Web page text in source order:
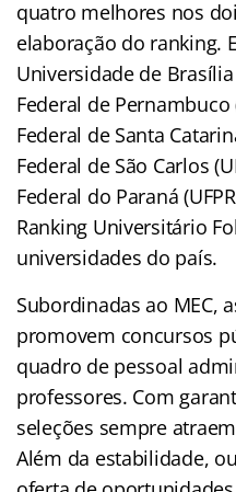
quatro melhores nos
elaboração do ranking.
Universidade de
Federal de Pernambuco
Federal de Santa
Federal de São Carlos
Federal do Paraná
Ranking Universitário
universidades do país.
Subordinadas ao MEC,
promovem concursos
quadro de pessoal
professores. Com
seleções sempre
Além da estabilidade,